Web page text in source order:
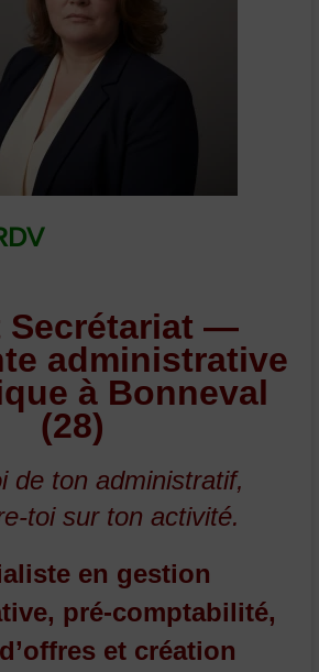
Secrétariat —
administrative
à Bonneval
(28)
de ton administratif,
toi sur ton activité.
en gestion
pré-comptabilité,
et création